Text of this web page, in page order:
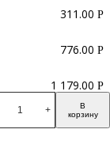
+
В
корзину
311.00 Р
776.00 Р
1 179.00 Р